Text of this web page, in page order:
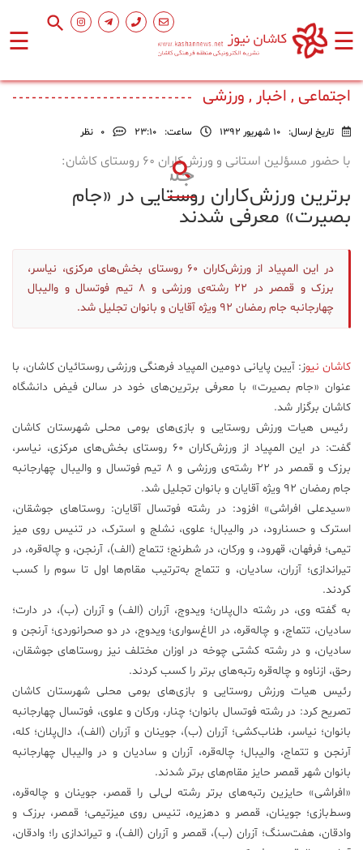
☰ ☰
اصلی
فرهنگ
و
هنر
ورزشی
محیط
علم
و
فناوری
عکس
پادکست
مجله
فرهنگی
هنری
اجتماعی , اخبار , ورزشی
تاریخ ارسال: 10 شهریور 1392 ساعت: ۲۳:۱۰ 0 نظر
با حضور مسؤلین استانی و ورزش‌کاران ۶۰ روستای کاشان:
بر‌ترین ورزش‌کاران روستایی در «جام
بصیرت» معرفی شدند
در این المپیاد از ورزش‌کاران ۶۰ روستای بخش‌های مرکزی، نیاسر،
برزک و قمصر در ۲۲ رشته‌ی ورزشی و ۸ تیم فوتسال و والیبال
چهارجانبه جام رمضان ۹۲ ویژه آقایان و بانوان تجلیل شد.
کاشان نیوز: آیین پایانی دومین المپیاد فرهنگی ورزشی روستائیان کاشان، با
عنوان «جام بصیرت» با معرفی بر‌ترین‌های خود در سالن فیض دانشگاه
کاشان برگزار شد.
رئیس هیات ورزش روستایی و بازی‌های بومی محلی شهرستان کاشان
گفت: در این المپیاد از ورزش‌کاران ۶۰ روستای بخش‌های مرکزی، نیاسر،
برزک و قمصر در ۲۲ رشته‌ی ورزشی و ۸ تیم فوتسال و والیبال چهارجانبه
جام رمضان ۹۲ ویژه آقایان و بانوان تجلیل شد.
«سیدعلی افراشی» افزود: در رشته فوتسال آقایان: روستاهای جوشقان،
استرک و حسنارود، در والیبال؛ علوی، نشلج و استرک، در تنیس روی میز
تیمی؛ فرفهان، قهرود، و ورکان، در شطرنج؛ تتماج (الف)، آرنجن، و چاله‌قره، در
تیراندازی؛ آزران، سادیان، و تتماج به‌ترتیب مقام‌ها اول تا سوم را کسب
کردند.
به گفته وی، در رشته دال‌پلان؛ ویدوج، آزران (الف) و آزران (ب)، در دارت؛
سادیان، تتماج، و چاله‌قره، در الاغ‌سواری؛ ویدوج، در دو صحرانوردی؛ آرنجن و
سادیان، و در رشته کشتی چوخه در اوزان مختلف نیز روستاهای جوشقان،
رحق، ازناوه و چاله‌قره رتبه‌های بر‌تر را کسب کردند.
رئیس هیات ورزش روستایی و بازی‌های بومی محلی شهرستان کاشان
تصریح کرد: در رشته فوتسال بانوان؛ چنار، ورکان و علوی، فوتسال چهارجانبه
بانوان؛ نیاسر، طناب‌کشی؛ آزران (ب)، جوینان و آزران (الف)، دال‌پلان؛ کله،
آرنجن و تتماج، والیبال؛ چاله‌قره، آزران و سادیان و در والیبال چهارجانبه
بانوان شهر قمصر حايز مقام‌های برتر شدند.
«افراشی» حايزین رتبه‌های برتر رشته لی‌لی را قمصر، جوینان و چاله‌قره،
وسط‌بازی؛ جوینان، قمصر و دهزیره، تنیس روی میزتیمی؛ قمصر، برزک و
وادقان، هفت‌سنگ؛ آزران (ب)، قمصر و آزران (الف)، و تیراندازی را؛ وادقان،